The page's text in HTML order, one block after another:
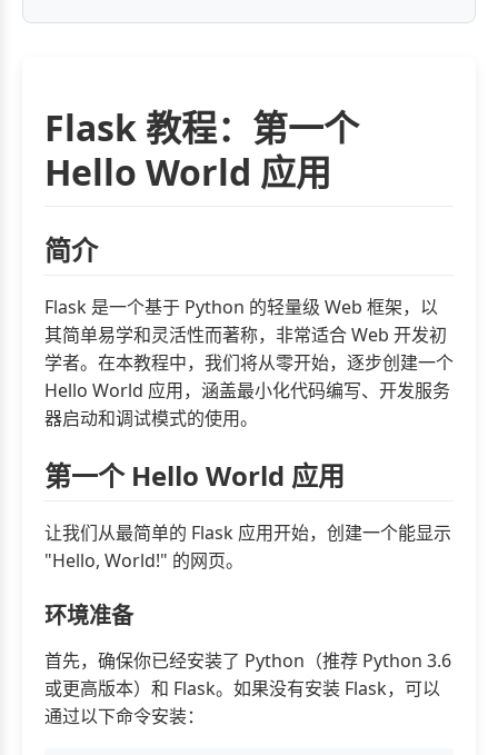
Flask 教程：第一个
Hello World 应用
简介
Flask 是一个基于 Python 的轻量级 Web 框架，以
其简单易学和灵活性而著称，非常适合 Web 开发初
学者。在本教程中，我们将从零开始，逐步创建一个
Hello World 应用，涵盖最小化代码编写、开发服务
器启动和调试模式的使用。
第一个 Hello World 应用
让我们从最简单的 Flask 应用开始，创建一个能显示
"Hello, World!" 的网页。
环境准备
首先，确保你已经安装了 Python（推荐 Python 3.6
或更高版本）和 Flask。如果没有安装 Flask，可以
通过以下命令安装：